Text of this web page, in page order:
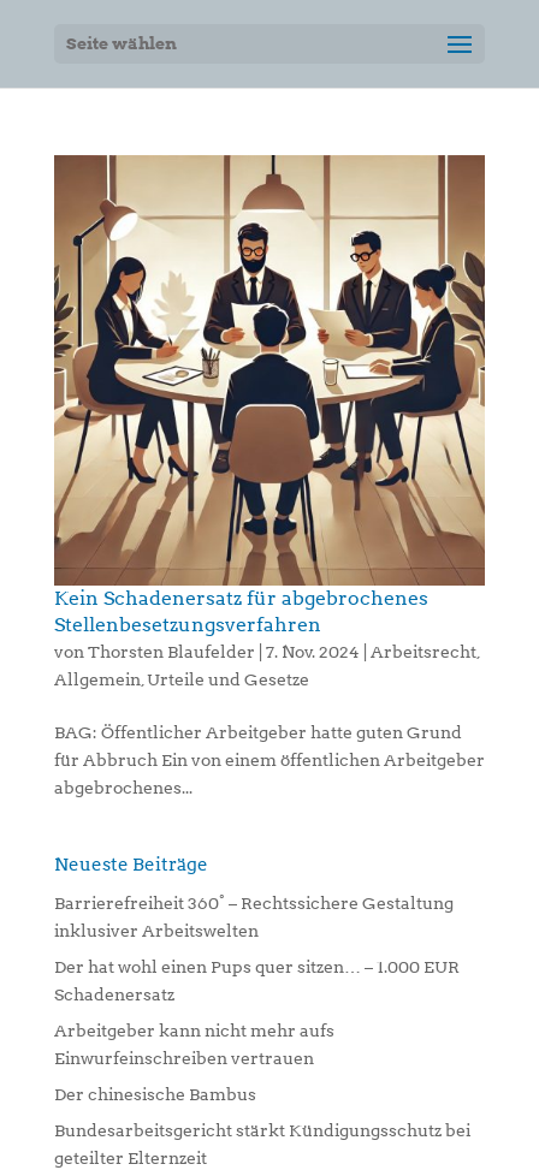
Seite wählen
Kein Schadenersatz für abgebrochenes
Stellenbesetzungsverfahren
vonThorsten Blaufelder 7. Nov. 2024 Arbeitsrecht,
Allgemein,Urteile und Gesetze
BAG: Öffentlicher Arbeitgeber hatte guten Grund
für Abbruch Ein von einem öffentlichen Arbeitgeber
abgebrochenes...
Neueste Beiträge
Barrierefreiheit 360° – Rechtssichere Gestaltung
inklusiver Arbeitswelten
Der hat wohl einen Pups quer sitzen… – 1.000 EUR
Schadenersatz
Arbeitgeber kann nicht mehr aufs
Einwurfeinschreiben vertrauen
Der chinesische Bambus
Bundesarbeitsgericht stärkt Kündigungsschutz bei
geteilter Elternzeit